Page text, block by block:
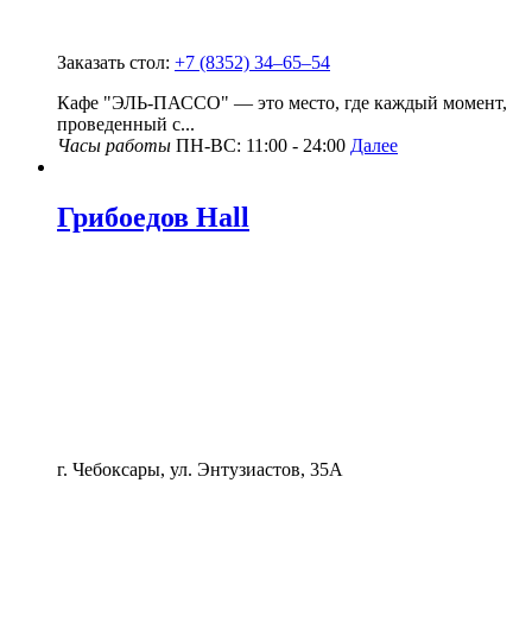
Заказать стол: +7 (8352) 34‒65‒54
Кафе "ЭЛЬ-ПАССО" — это место, где каждый момент,
проведенный с...
Часы работы ПН-ВС: 11:00 - 24:00 Далее
Грибоедов Hall
г. Чебоксары, ул. Энтузиастов, 35А